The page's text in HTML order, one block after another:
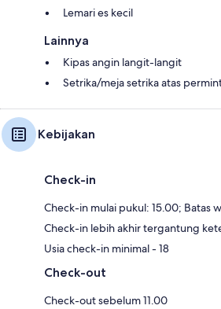
Lemari es kecil
Lainnya
Kipas angin langit-langit
Setrika/meja setrika atas
Kebijakan
Check-in
Check-in mulai pukul: 15.00; Batas
Check-in lebih akhir tergantung
Usia check-in minimal - 18
Check-out
Check-out sebelum 11.00